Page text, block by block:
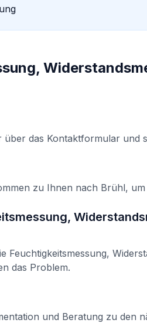
das Kontaktformular und
zu Ihnen nach Brühl,
Feuchtigkeitsmessung,
das Problem.
und Beratung zu den